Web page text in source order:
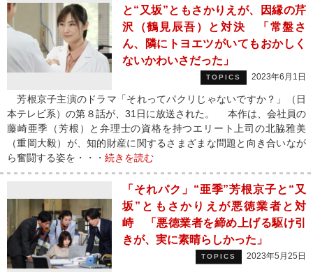
と“又坂”ともさかりえが、因縁の芹
沢（鶴見辰吾）と対決 「常盤さ
ん、隣にトヨエツがいてもおかしく
ないかわいさだった」
TOPICS 2023年6月1日
芳根京子主演のドラマ「それってパクリじゃないですか？」（日
本テレビ系）の第８話が、31日に放送された。 本作は、会社員の
藤崎亜季（芳根）と弁理士の資格を持つエリート上司の北脇雅美
（重岡大毅）が、知的財産に関するさまざまな問題と向き合いなが
ら奮闘する姿を・・・ 続きを読む
「それパク」“亜季”芳根京子と“又
坂”ともさかりえが悪徳業者と対
峙 「悪徳業者を締め上げる駆け引
きが、実に素晴らしかった」
TOPICS 2023年5月25日